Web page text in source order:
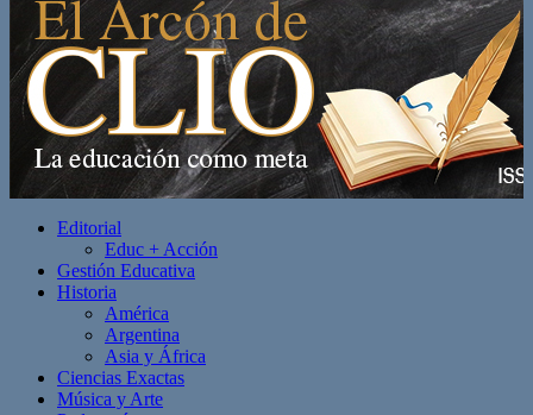
Editorial
Educ + Acción
Gestión Educativa
Historia
América
Argentina
Asia y África
Ciencias Exactas
Música y Arte